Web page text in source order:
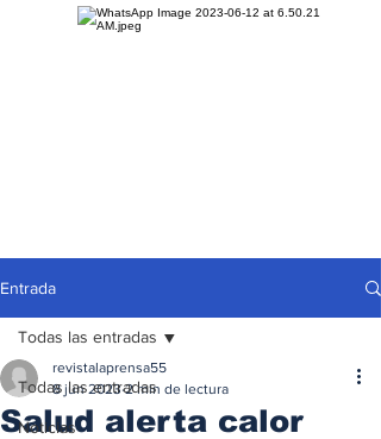
Entrada
Todas las entradas
Noticias
Todas las entradas
Salud alerta calor
revistalaprensa55
8 jun 2023 2 min de lectura